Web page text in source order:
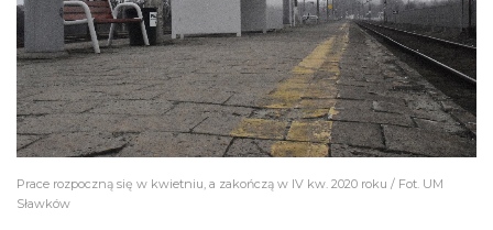
Prace rozpoczną się w kwietniu, a zakończą w IV kw. 2020 roku / Fot. UM
Sławków